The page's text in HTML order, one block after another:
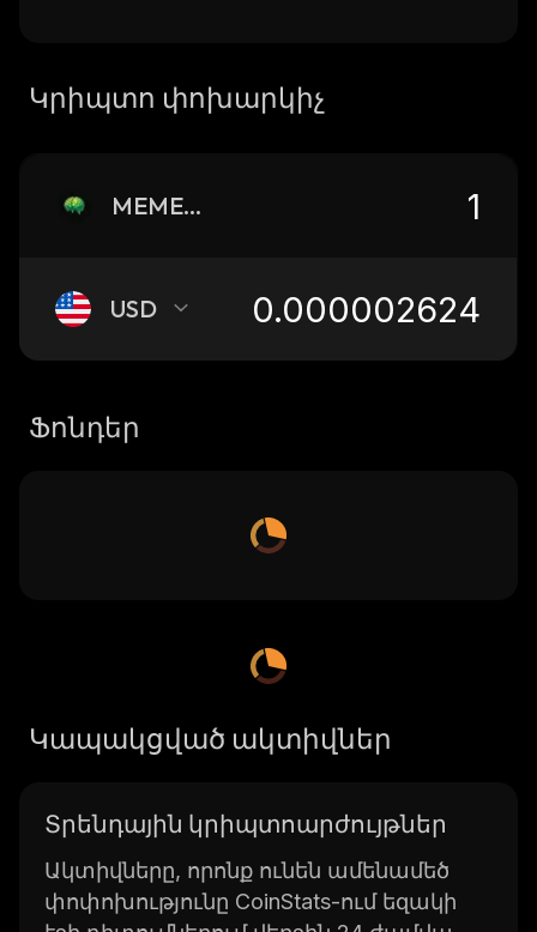
Կրիպտո փոխարկիչ
MEMEROT
USD
Ֆոնդեր
Կապակցված ակտիվներ
Տրենդային կրիպտոարժույթներ
Ակտիվները, որոնք ունեն ամենամեծ
փոփոխությունը CoinStats-ում եզակի